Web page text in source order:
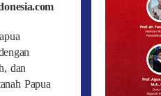
dan
Papua